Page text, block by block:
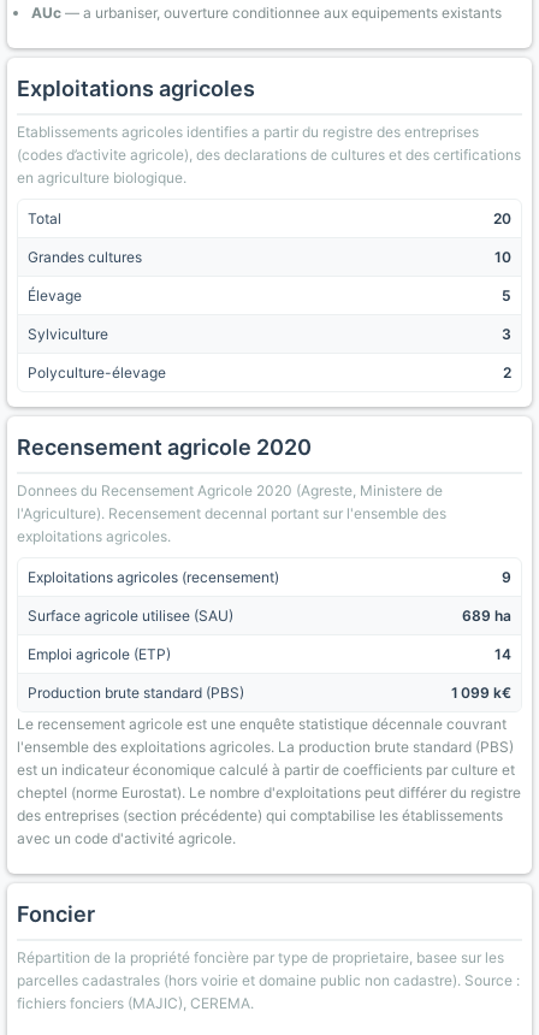
AUc — a urbaniser, ouverture conditionnee aux equipements existants
Exploitations agricoles
Etablissements agricoles identifies a partir du registre des entreprises
(codes d’activite agricole), des declarations de cultures et des certifications
en agriculture biologique.
Total 20
Grandes cultures 10
Élevage 5
Sylviculture 3
Polyculture-élevage 2
Recensement agricole 2020
Donnees du Recensement Agricole 2020 (Agreste, Ministere de
l'Agriculture). Recensement decennal portant sur l'ensemble des
exploitations agricoles.
Exploitations agricoles (recensement) 9
Surface agricole utilisee (SAU) 689 ha
Emploi agricole (ETP) 14
Production brute standard (PBS)
1 099 k€
Le recensement agricole est une enquête statistique décennale couvrant
l'ensemble des exploitations agricoles. La production brute standard (PBS)
est un indicateur économique calculé à partir de coefficients par culture et
cheptel (norme Eurostat). Le nombre d'exploitations peut différer du registre
des entreprises (section précédente) qui comptabilise les établissements
avec un code d'activité agricole.
Foncier
Répartition de la propriété foncière par type de proprietaire, basee sur les
parcelles cadastrales (hors voirie et domaine public non cadastre). Source :
fichiers fonciers (MAJIC), CEREMA.